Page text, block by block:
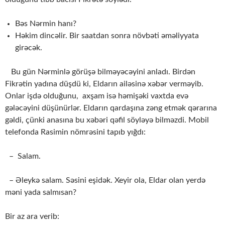
Bəs Nərmin hanı?
Həkim dincəlir. Bir saatdan sonra növbəti əməliyyata
girəcək.
Bu gün Nərminlə görüşə bilməyəcəyini anladı. Birdən
Fikrətin yadına düşdü ki, Eldarın ailəsinə xəbər verməyib.
Onlar işdə olduğunu, axşam isə həmişəki vaxtda evə
gələcəyini düşünürlər. Eldarın qardaşına zəng etmək qərarına
gəldi, çünki anasına bu xəbəri qəfil söyləyə bilməzdi. Mobil
telefonda Rasimin nömrəsini tapıb yığdı:
– Salam.
– Əleykə salam. Səsini eşidək. Xeyir ola, Eldar olan yerdə
məni yada salmısan?
Bir az ara verib: